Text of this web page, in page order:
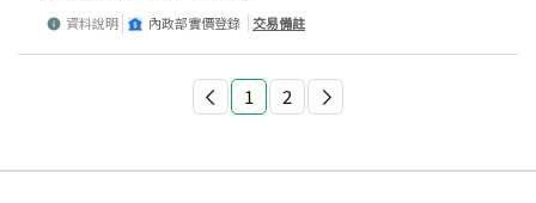
資料說明 內政部實價登錄 交易備註
1 2